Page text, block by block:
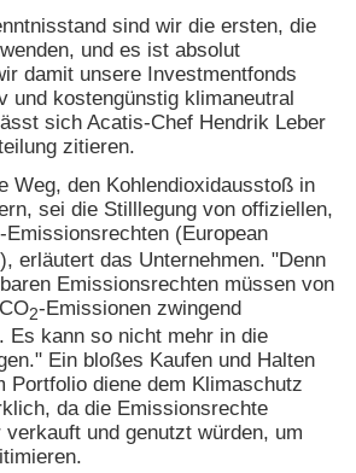
sind wir die ersten, die
und es ist absolut
damit unsere Investmentfonds
und kostengünstig klimaneutral
sich Acatis-Chef Hendrik Leber
zitieren.
Weg, den Kohlendioxidausstoß in
sei die Stilllegung von offiziellen,
-Emissionsrechten (European
erläutert das Unternehmen. "Denn
Emissionsrechten müssen von
2-Emissionen zwingend
Es kann so nicht mehr in die
Ein bloßes Kaufen und Halten
Portfolio diene dem Klimaschutz
da die Emissionsrechte
verkauft und genutzt würden, um